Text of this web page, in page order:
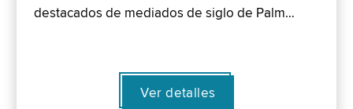
destacados de mediados de siglo de Palm…
Ver detalles